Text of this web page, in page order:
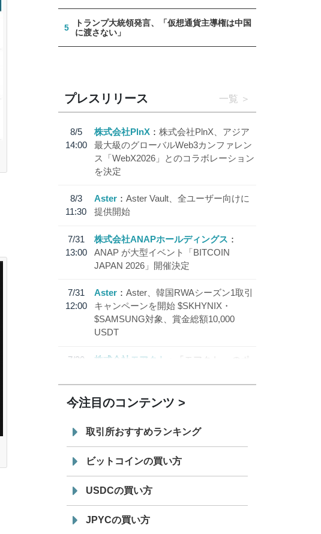
5
トランプ大統領発言、「仮想通貨主導権は中国
に渡さない」
プレスリリース 一覧
8/5
14:00
株式会社PlnX
株式会社PlnX、アジア
最大級のグローバルWeb3カンファレン
ス「WebX2026」とのコラボレーション
を決定
8/3
11:30
Aster
Aster Vault、全ユーザー向けに
提供開始
7/31
13:00
株式会社ANAPホールディングス
ANAP が大型イベント「BITCOIN
JAPAN 2026」開催決定
7/31
12:00
Aster
Aster、韓国RWAシーズン1取引
キャンペーンを開始 $SKHYNIX・
$SAMSUNG対象、賞金総額10,000
USDT
7/30
株式会社モアクト
「モアクト」 のポ
「 JPYC」を追加
19:30
てステーブルコイン「JPYSC」徹底解
説セミナーを開催
今注目のコンテンツ
取引所おすすめランキング
ビットコインの買い方
USDCの買い方
JPYCの買い方